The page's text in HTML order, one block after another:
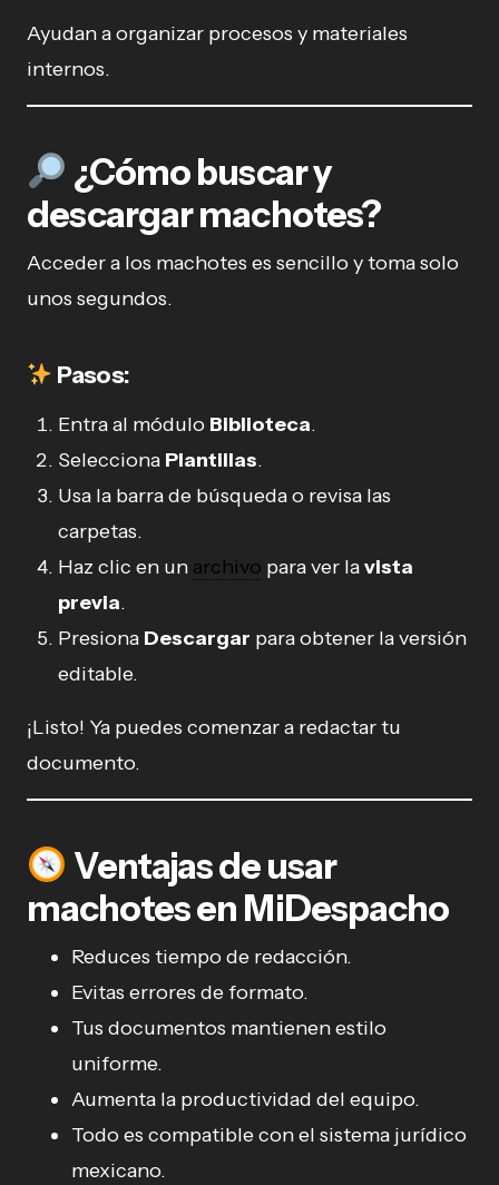
Ayudan a organizar procesos y materiales
internos.
¿Cómo buscar y
descargar machotes?
Acceder a los machotes es sencillo y toma solo
unos segundos.
Pasos:
Entra al módulo Biblioteca.
Selecciona Plantillas.
Usa la barra de búsqueda o revisa las
carpetas.
Haz clic en un archivo para ver lavista
previa.
Presiona Descargar para obtener la versión
editable.
¡Listo! Ya puedes comenzar a redactar tu
documento.
Ventajas de usar
machotes en MiDespacho
Reduces tiempo de redacción.
Evitas errores de formato.
Tus documentos mantienen estilo
uniforme.
Aumenta la productividad del equipo.
Todo es compatible con el sistema jurídico
mexicano.